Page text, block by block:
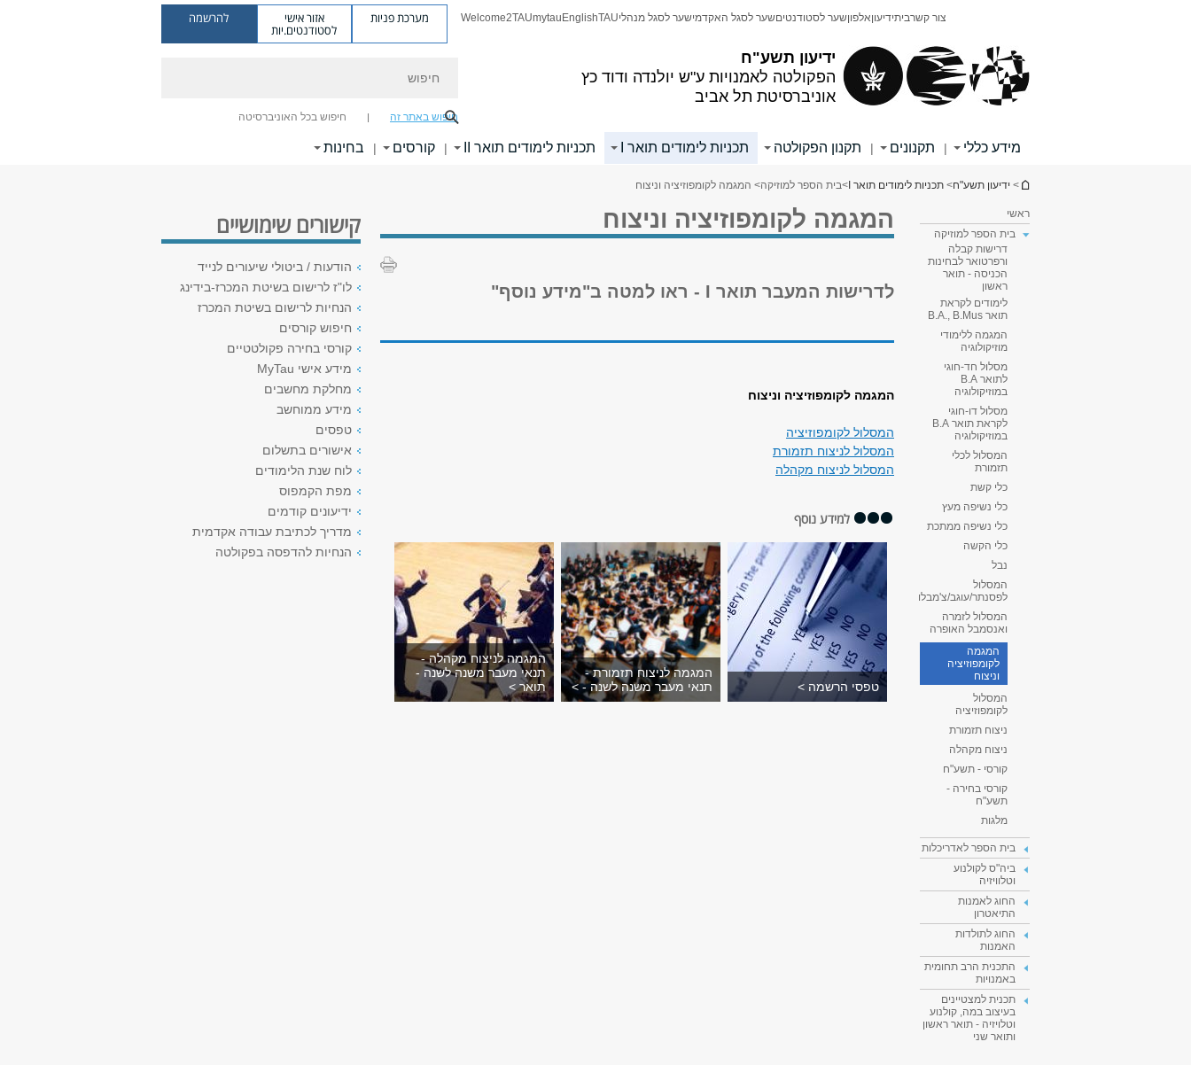
ידיעון תשע"ח
הפקולטה לאמנויות ע"ש יולנדה ודוד כץ
אוניברסיטת תל אביב
צור קשרביתידיעוןאלפוןשער לסטודנטיםשער לסגל האקדמישער לסגל מנהליTAU
English
mytau
Welcome2TAU מערכת פניות אזור אישי
לסטודנטים.יות
להרשמה
חיפוש באתר זה חיפוש בכל האוניברסיטה
מידע כללי | תקנונים | תקנון הפקולטה תכניות לימודים תואר I תכניות לימודים תואר II | קורסים | בחינות
הינך נמצא כאן
> ידיעון תשע"ח> תכניות לימודים תואר I >בית הספר למוזיקה> המגמה לקומפוזיציה וניצוח
ראשי
בית הספר למוזיקה
דרישות קבלה
ורפרטואר לבחינות
הכניסה - תואר
ראשון
לימודים לקראת
תואר B.A., B.Mus
המגמה ללימודי
מוזיקולוגיה
מסלול חד-חוגי
לתואר B.A
במוזיקולוגיה
מסלול דו-חוגי
לקראת תואר B.A
במוזיקולוגיה
המסלול לכלי
תזמורת
כלי קשת
כלי נשיפה מעץ
כלי נשיפה ממתכת
כלי הקשה
נבל
המסלול
לפסנתר/עוגב/צ'מבלו
המסלול לזמרה
ואנסמבל האופרה
המגמה
לקומפוזיציה
וניצוח
המסלול
לקומפוזיציה
ניצוח תזמורת
ניצוח מקהלה
קורסי - תשע"ח
קורסי בחירה -
תשע"ח
מלגות
בית הספר לאדריכלות
ביה"ס לקולנוע
וטלוויזיה
החוג לאמנות
התיאטרון
החוג לתולדות
האמנות
התכנית הרב תחומית
באמנויות
תכנית למצטיינים
בעיצוב במה, קולנוע
וטלויזיה - תואר ראשון
ותואר שני
המגמה לקומפוזיציה וניצוח
לדרישות המעבר תואר I - ראו למטה ב"מידע נוסף"
המגמה לקומפוזיציה וניצוח
המסלול לקומפוזיציה
המסלול לניצוח תזמורת
​המסלול לניצוח מקהלה
למידע נוסף
טפסי הרשמה >
המגמה לניצוח תזמורת -
תנאי מעבר משנה לשנה - >
המגמה לניצוח מקהלה -
תנאי מעבר משנה לשנה -
תואר >
קישורים שימושיים
הודעות / ביטולי שיעורים לנייד
לו"ז לרישום בשיטת המכרז-בידינג
הנחיות לרישום בשיטת המכרז
חיפוש קורסים
קורסי בחירה פקולטטיים
מידע אישי MyTau
מחלקת מחשבים
מידע ממוחשב
טפסים
אישורים בתשלום
לוח שנת הלימודים
מפת הקמפוס
ידיעונים קודמים
מדריך לכתיבת עבודה אקדמית
הנחיות להדפסה בפקולטה